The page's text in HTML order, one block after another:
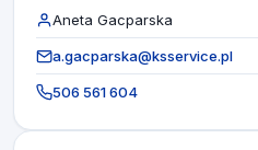
Aneta Gacparska
a.gacparska@ksservice.pl
506 561 604